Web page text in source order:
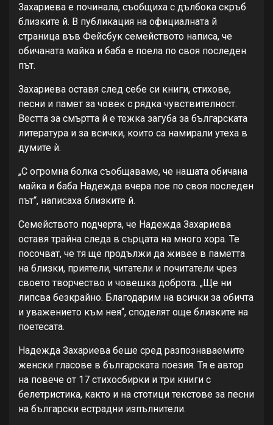
Захариева е починала, съобщиха с дълбока скръб
близките й. В публикация на официалната й
страница във Фейсбук семейството написа, че
обичаната майка и баба е поела по своя последен
път.
Захариева оставя след себе си книги, стихове,
песни и памет за човек с рядка чувствителност.
Вестта за смъртта й е тежка загуба за българската
литература и за всички, които са намирали утеха в
думите ѝ.
„С огромна болка съобщаваме, че нашата обичана
майка и баба Надежда вчера пое по своя последен
път“, написаха близките й.
Семейството подчерта, че Надежда Захариева
оставя трайна следа в сърцата на много хора. Те
посочват, че тя ще продължи да живее в паметта
на близки, приятели, читатели и почитатели чрез
своето творчество и човешка доброта. „Ще ни
липсва безкрайно. Благодарим на всички за обичта
и уважението към нея“, споделят още близките на
поетесата.
Надежда Захариева беше сред разпознаваемите
женски гласове в българската поезия. Тя е автор
на повече от 17 стихосбирки и три книги с
белетристика, както и на стотици текстове за песни
на български естрадни изпълнители.